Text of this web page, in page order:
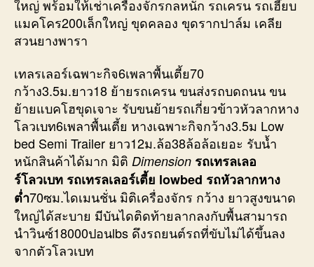
ใหญ่ พร้อมให้เช่าเครื่องจักรกลหนัก รถเครน รถเฮี๊ยบ
แมคโคร200เล็กใหญ่ ขุดคลอง ขุดรากปาล์ม เคลีย
สวนยางพารา
เทลรเลอร์เฉพาะกิจ6เพลาพื้นเตี้ย70
กว้าง3.5ม.ยาว18 ย้ายรถเครน ขนส่งรถบดถนน ขน
ย้ายแบคโฮขุดเจาะ รับขนย้ายรถเกี่ยวข้าวหัวลากหาง
โลวเบท6เพลาพื้นเตี้ย หางเฉพาะกิจกว้าง3.5ม Low
bed Semi Trailer ยาว12ม.ล้อ38ล้อล้อเยอะ รับน้ำ
หนักสินค้าได้มาก มิติ Dimension รถเทรลเลอ
ร์โลวเบท รถเทรลเลอร์เตี้ย lowbed รถหัวลากหาง
ต่ำ70ซม.ไดเมนชั่น มิติเครื่องจักร กว้าง ยาวสูงขนาด
ใหญ่ได้สะบาย มีบันไดติดท้ายลากลงกับพื้นสามารถ
นำวินซ์18000ปอนlbs ดึงรถยนต์รถที่ขับไม่ได้ขึ้นลง
จากตัวโลวเบท